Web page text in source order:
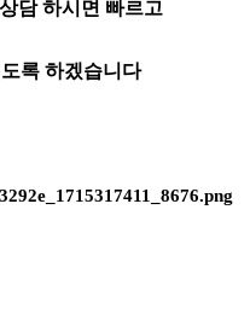
담 하시면 빠르고
록 하겠습니다